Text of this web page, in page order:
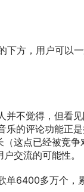
方，用户可以
不觉得，但看
的评论功能正
这点已经被竞
户交流的可能性。
6400多万个，